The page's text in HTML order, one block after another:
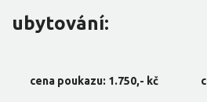
ubytování:
cena poukazu: 1.750,- kč